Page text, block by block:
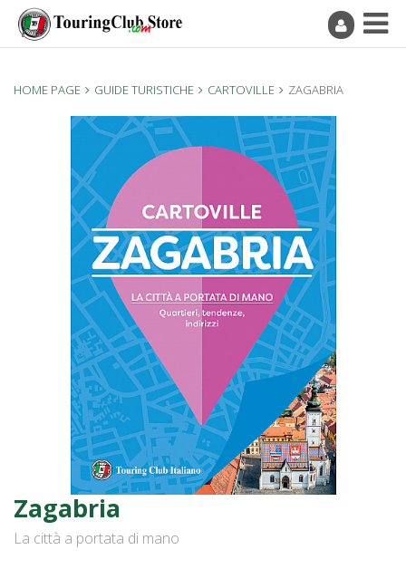
HOME PAGE GUIDE TURISTICHE CARTOVILLE ZAGABRIA
Zagabria
La città a portata di mano